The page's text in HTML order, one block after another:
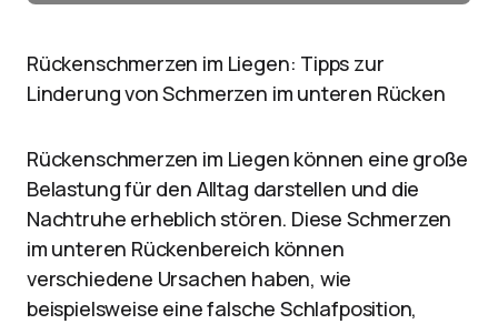
Rückenschmerzen im Liegen: Tipps zur
Linderung von Schmerzen im unteren Rücken
Rückenschmerzen im Liegen können eine große
Belastung für den Alltag darstellen und die
Nachtruhe erheblich stören. Diese Schmerzen
im unteren Rückenbereich können
verschiedene Ursachen haben, wie
beispielsweise eine falsche Schlafposition,